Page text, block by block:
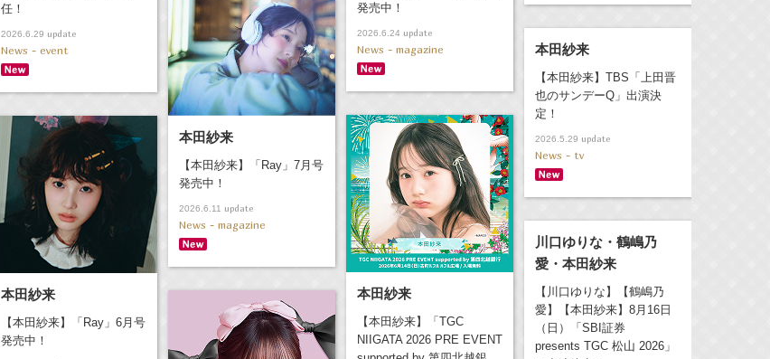
任！
2026.6.29 update
News - event
発売中！
2026.6.24 update
News - magazine
本田紗来
【本田紗来】「Ray」7月号
発売中！
2026.6.11 update
News - magazine
本田紗来
【本田紗来】TBS「上田晋
也のサンデーQ」出演決
定！
2026.5.29 update
News - tv
本田紗来
【本田紗来】「TGC
NIIGATA 2026 PRE EVENT
本田紗来
【本田紗来】「Ray」6月号
発売中！
川口ゆりな・鶴嶋乃
愛・本田紗来
【川口ゆりな】【鶴嶋乃
愛】【本田紗来】8月16日
（日）「SBI証券
presents TGC 松山 2026」